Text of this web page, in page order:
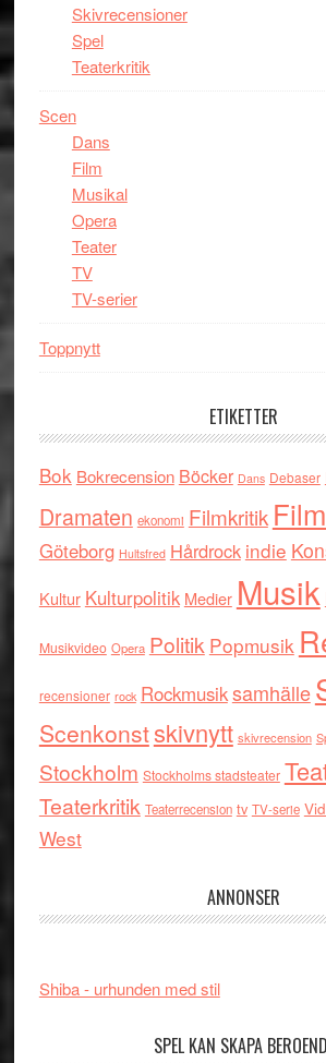
Skivrecensioner
Spel
Teaterkritik
Scen
Dans
Film
Musikal
Opera
Teater
TV
TV-serier
Toppnytt
ETIKETTER
Bok Bokrecension Böcker Dans Debaser
Dramaten ekonomi Filmkritik
Göteborg Hultsfred Hårdrock indie
Kultur Kulturpolitik Medier Musik
Musikvideo Opera Politik Popmusik
recensioner rock Rockmusiksamhälle
Scenkonstskivnytt skivrecension
Stockholm Stockholms stadsteater
Teaterkritik Teaterrecension tv TV-serie
West
ANNONSER
Shiba - urhunden med stil
SPEL KAN SKAPA